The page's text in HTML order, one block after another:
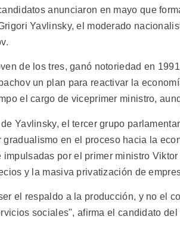
anunciaron en mayo que
Yavlinsky, el moderado
de los tres, ganó notoriedad en
un plan para reactivar la
el cargo de viceprimer ministro,
Yavlinsky, el tercer grupo
gradualismo en el proceso hacia la
impulsadas por el primer ministro
y la masiva privatización de
el respaldo a la producción, y no el
sociales", afirma el candidato del